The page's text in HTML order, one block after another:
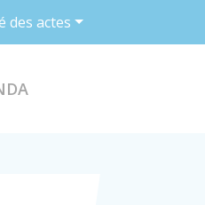
des actes